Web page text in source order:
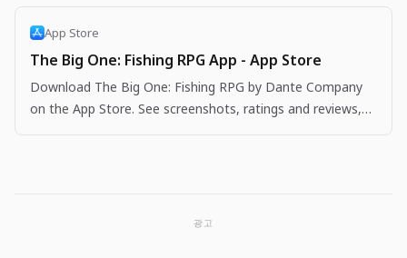
App Store
The Big One: Fishing RPG App - App Store
Download The Big One: Fishing RPG by Dante Company
on the App Store. See screenshots, ratings and reviews,
광고